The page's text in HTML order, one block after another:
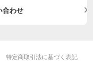
合わせ
特定商取引法に基づく表記